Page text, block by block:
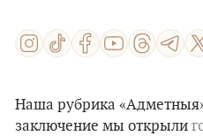
Наша рубрика
заключение мы открыли